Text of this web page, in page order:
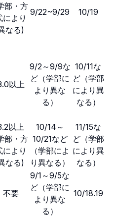
部・方
により
なる)
9/22~9/29 10/19
以上
9/2～9/9な
ど（学部に
より異な
る）
10/11な
ど（学部
により異
なる）
以上
部・方
により
なる)
10/14～
10/21など
（学部によ
り異なる）
11/15な
ど（学部
により異
なる）
不要
9/1～9/5な
ど（学部に
より異な
る）
10/18.19